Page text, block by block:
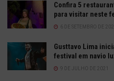
Confira 5
para visitar neste
6 DE SETEMBRO DE 2021
Gusttavo Lima
festival em navio
9 DE JULHO DE 2021